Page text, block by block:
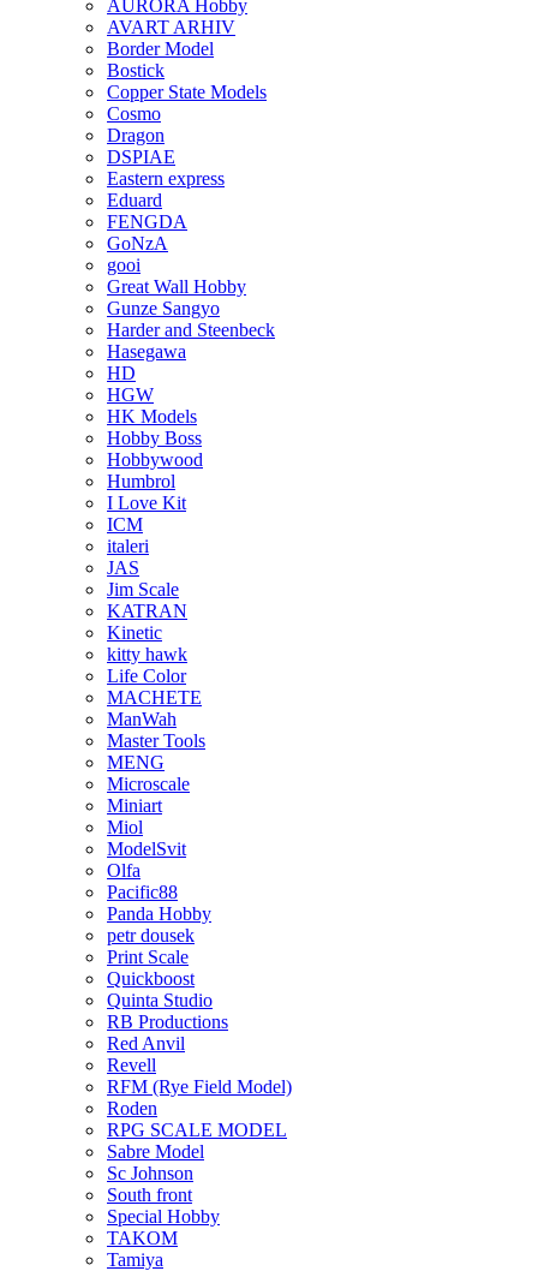
AURORA Hobby
AVART ARHIV
Border Model
Bostick
Copper State Models
Cosmo
Dragon
DSPIAE
Eastern express
Eduard
FENGDA
GoNzA
gooi
Great Wall Hobby
Gunze Sangyo
Harder and Steenbeck
Hasegawa
HD
HGW
HK Models
Hobby Boss
Hobbywood
Humbrol
I Love Kit
ICM
italeri
JAS
Jim Scale
KATRAN
Kinetic
kitty hawk
Life Color
MACHETE
ManWah
Master Tools
MENG
Microscale
Miniart
Miol
ModelSvit
Olfa
Pacific88
Panda Hobby
petr dousek
Print Scale
Quickboost
Quinta Studio
RB Productions
Red Anvil
Revell
RFM (Rye Field Model)
Roden
RPG SCALE MODEL
Sabre Model
Sc Johnson
South front
Special Hobby
TAKOM
Tamiya